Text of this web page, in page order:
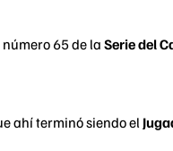
65 de la Serie del
ahí terminó siendo el